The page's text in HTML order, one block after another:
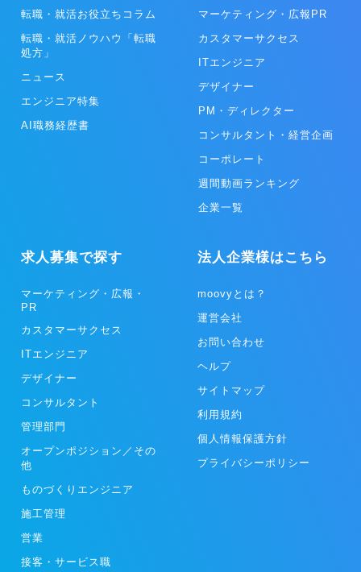
転職・就活お役立ちコラム
転職・就活ノウハウ「転職
処方」
ニュース
エンジニア特集
AI職務経歴書
マーケティング・広報PR
カスタマーサクセス
ITエンジニア
デザイナー
PM・ディレクター
コンサルタント・経営企画
コーポレート
週間動画ランキング
企業一覧
求人募集で探す
マーケティング・広報・
PR
カスタマーサクセス
ITエンジニア
デザイナー
コンサルタント
管理部門
オープンポジション／その
他
ものづくりエンジニア
施工管理
営業
接客・サービス職
法人企業様はこちら
moovyとは？
運営会社
お問い合わせ
ヘルプ
サイトマップ
利用規約
個人情報保護方針
プライバシーポリシー